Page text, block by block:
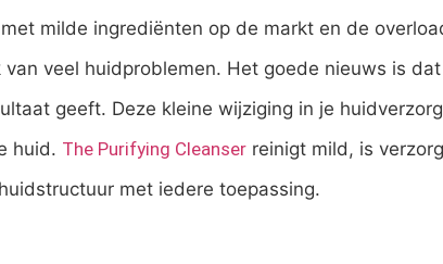
milde ingrediënten op de markt en de
veel huidproblemen. Het goede nieuws is
geeft. Deze kleine wijziging in je
huid. The Purifying Cleanser reinigt mild, is
met iedere toepassing.